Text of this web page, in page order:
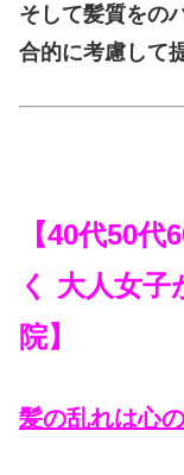
そして髪質をの
合的に考慮して
【40代50
く 大人女
院】
髪の乱れは心